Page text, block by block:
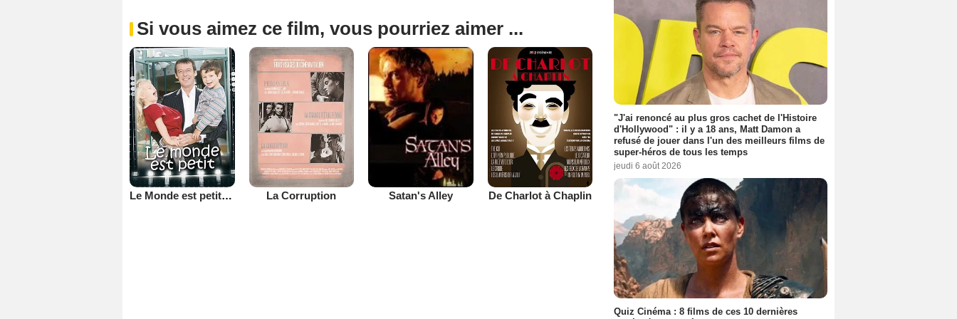
Si vous aimez ce film, vous pourriez aimer ...
Le Monde est petit (TV) La Corruption Satan's Alley De Charlot à Chaplin
"J'ai renoncé au plus gros cachet de l'Histoire
d'Hollywood" : il y a 18 ans, Matt Damon a
refusé de jouer dans l'un des meilleurs films de
super-héros de tous les temps
jeudi 6 août 2026
Quiz Cinéma : 8 films de ces 10 dernières